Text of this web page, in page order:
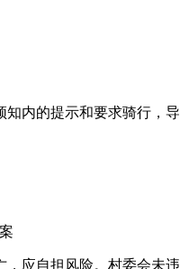
内的提示和要求骑行，导
，应自担风险。村委会未违